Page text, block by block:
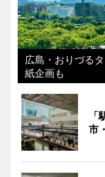
広島・おりづる
紙企画も
市